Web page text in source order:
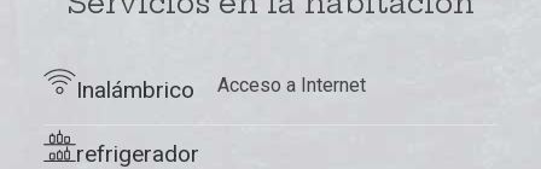
​Acceso a Internet
Inalámbrico
refrigerador